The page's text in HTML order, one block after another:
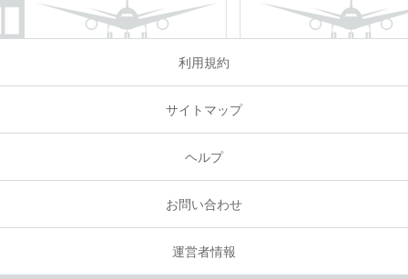
利用規約
サイトマップ
ヘルプ
お問い合わせ
運営者情報